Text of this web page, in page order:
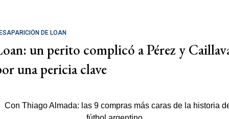
DE LOAN
un perito complicó a Pérez y
una pericia clave